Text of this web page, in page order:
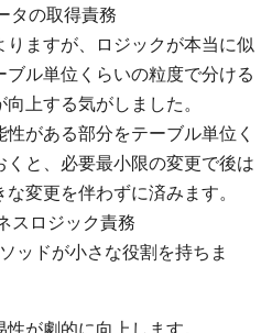
タの取得責務
りますが、ロジックが本当に似
ル単位くらいの粒度で分ける
上する気がしました。
がある部分をテーブル単位く
くと、必要最小限の変更で後は
変更を伴わずに済みます。
スロジック責務
ッドが小さな役割を持ちま
が劇的に向上します。